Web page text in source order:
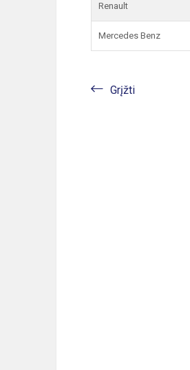
Renault
Mercedes Benz
Grįžti